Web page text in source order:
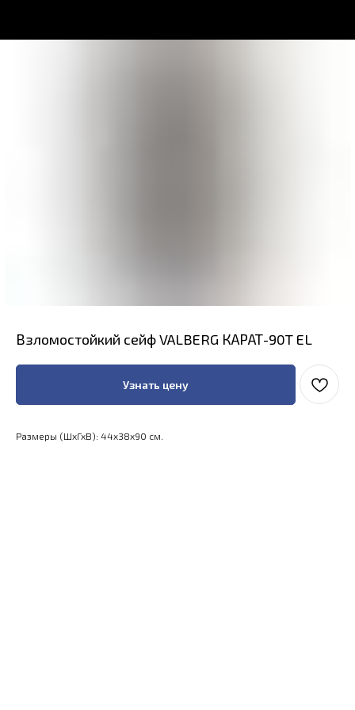
Взломостойкий сейф VALBERG КАРАТ-90T EL
Узнать цену
Размеры (ШхГхВ): 44x38x90 см.